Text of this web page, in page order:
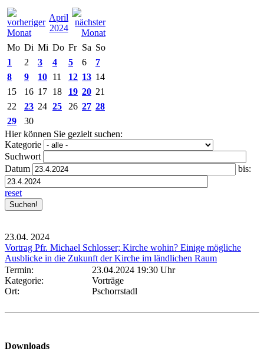
April
2024
Mo Di Mi Do Fr Sa So
1
2 3 4 5 6
7
8
9 10 11 12 13 14
15
16 17 18 19 20 21
22
23 24 25 26 27 28
29
30
Hier können Sie gezielt suchen:
Kategorie
Suchwort
Datum
bis:
reset
23.04. 2024
Vortrag Pfr. Michael Schlosser; Kirche wohin? Einige mögliche
Ausblicke in die Zukunft der Kirche im ländlichen Raum
Termin:
23.04.2024 19:30 Uhr
Kategorie:
Vorträge
Ort:
Pschorrstadl
Downloads